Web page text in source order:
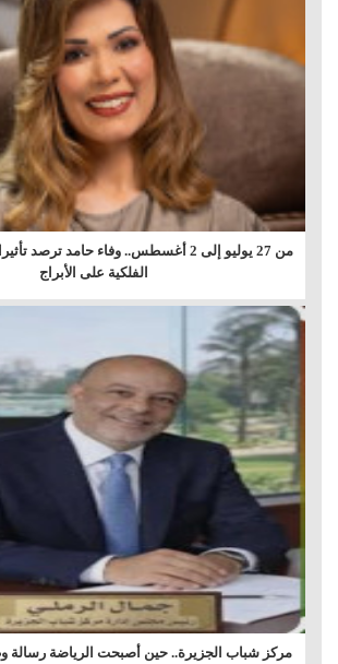
من 27 يوليو إلى 2 أغسطس.. وفاء حامد ترصد
الفلكية على الأبراج
مركز شباب الجزيرة.. حين أصبحت الرياضة رسالة